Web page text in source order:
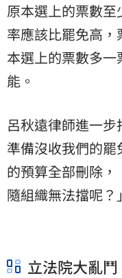
原本選上的票數
率應該比罷免高
本選上的票數多
能。
呂秋遠律師進一步
準備沒收我們的
的預算全部刪除
隨組織無法擋呢？」
立法院大亂鬥